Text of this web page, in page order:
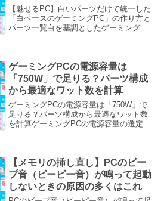
【魅せるPC】白いパーツだけで統一した
「白ベースのゲーミングPC」の作り方と
パーツ一覧白を基調としたゲーミングPC
でなく、細部にまで...
ゲーミングPCの電源容量は
「750W」で足りる？パーツ構成
から最適なワット数を計算
ゲーミングPCの電源容量は「750W」で
足りる？パーツ構成から最適なワット数
を計算ゲーミングPCの電源容量の選定
力的な選択肢で...
【メモリの挿し直し】PCのビー
プ音（ピーピー音）が鳴って起動
しないときの原因の多くはこれ